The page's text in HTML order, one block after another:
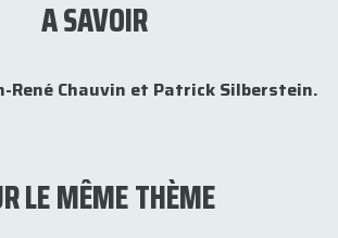
A SAVOIR
René Chauvin et Patrick Silberstein.
LE MÊME THÈME